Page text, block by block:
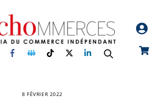
InstagramFacebookGroupe
Facebook
TikTokTwitterLinkedin
8 FÉVRIER 2022